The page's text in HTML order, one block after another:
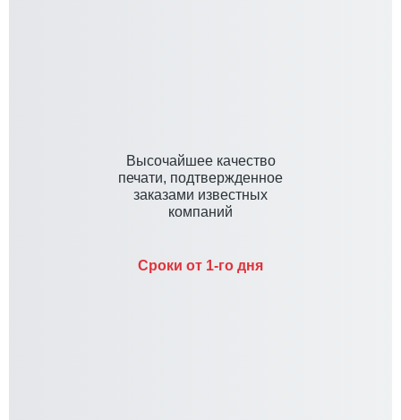
Высочайшее качество
печати, подтвержденное
заказами известных
компаний
Сроки от 1-го дня